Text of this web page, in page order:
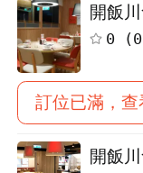
開飯
0 (0
訂位已滿，
開飯